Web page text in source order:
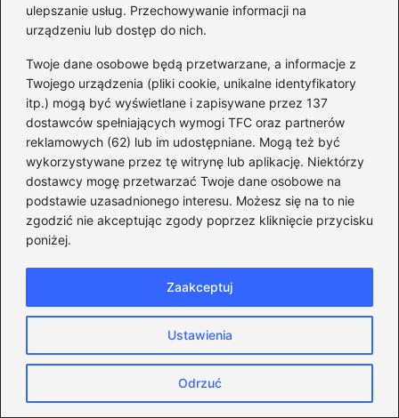
ulepszanie usług. Przechowywanie informacji na
urządzeniu lub dostęp do nich.
Twoje dane osobowe będą przetwarzane, a informacje z
Twojego urządzenia (pliki cookie, unikalne identyfikatory
itp.) mogą być wyświetlane i zapisywane przez 137
dostawców spełniających wymogi TFC oraz partnerów
reklamowych (62) lub im udostępniane. Mogą też być
wykorzystywane przez tę witrynę lub aplikację. Niektórzy
dostawcy mogę przetwarzać Twoje dane osobowe na
podstawie uzasadnionego interesu. Możesz się na to nie
zgodzić nie akceptując zgody poprzez kliknięcie przycisku
poniżej.
Ustawienia
Odrzuć
Zaakceptuj
Kiedy zaczęły obowiązywać przepisy o
pracy zdalnej? Termin i kluczowe zmiany
2026-08-08